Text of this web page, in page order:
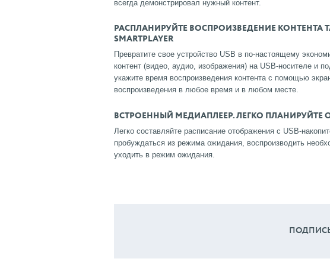
всегда демонстрировал нужный контент.
РАСПЛАНИРУЙТЕ ВОСПРОИЗВЕДЕНИЕ
SMARTPLAYER
Превратите свое устройство USB в по-настоящему
контент (видео, аудио, изображения) на USB-носителе и
укажите время воспроизведения контента с помощью
воспроизведения в любое время и в любом месте.
ВСТРОЕННЫЙ МЕДИАПЛЕЕР. ЛЕГКО ПЛАНИРУЙТЕ
Легко составляйте расписание отображения с USB-
пробуждаться из режима ожидания, воспроизводить
уходить в режим ожидания.